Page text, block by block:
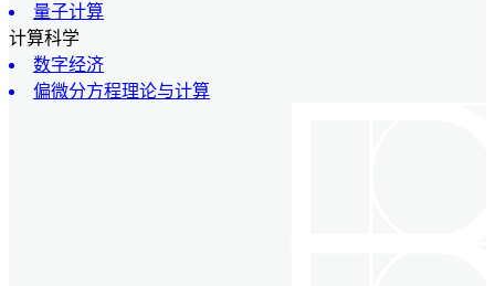
量子计算
计算科学
数字经济
偏微分方程理论与计算